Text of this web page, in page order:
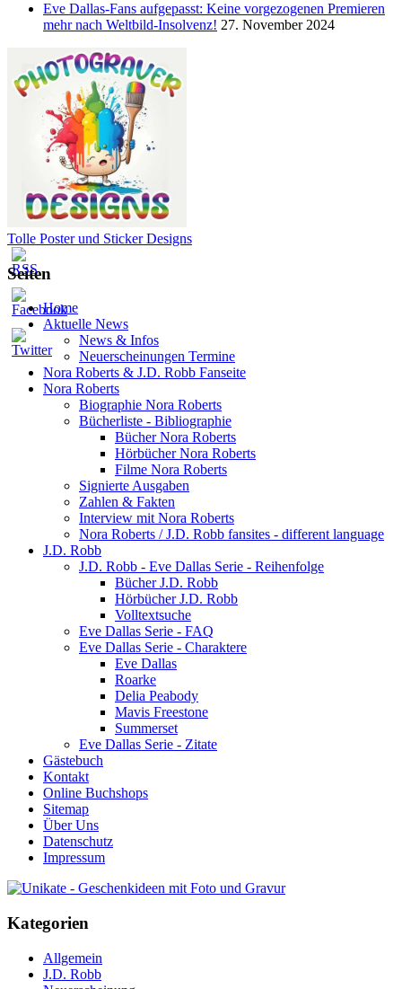
Eve Dallas-Fans aufgepasst: Keine vorgezogenen Premieren
mehr nach Weltbild-Insolvenz! 27. November 2024
Tolle Poster und Sticker Designs
Seiten
Home
Aktuelle News
News & Infos
Neuerscheinungen Termine
Nora Roberts & J.D. Robb Fanseite
Nora Roberts
Biographie Nora Roberts
Bücherliste - Bibliographie
Bücher Nora Roberts
Hörbücher Nora Roberts
Filme Nora Roberts
Signierte Ausgaben
Zahlen & Fakten
Interview mit Nora Roberts
Nora Roberts / J.D. Robb fansites - different language
J.D. Robb
J.D. Robb - Eve Dallas Serie - Reihenfolge
Bücher J.D. Robb
Hörbücher J.D. Robb
Volltextsuche
Eve Dallas Serie - FAQ
Eve Dallas Serie - Charaktere
Eve Dallas
Roarke
Delia Peabody
Mavis Freestone
Summerset
Eve Dallas Serie - Zitate
Gästebuch
Kontakt
Online Buchshops
Sitemap
Über Uns
Datenschutz
Impressum
Kategorien
Allgemein
J.D. Robb